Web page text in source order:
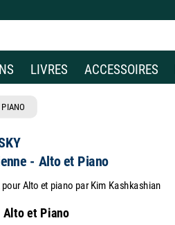
LIVRES ACCESSOIRES
- Alto et Piano
Alto et piano par Kim Kashkashian
et Piano